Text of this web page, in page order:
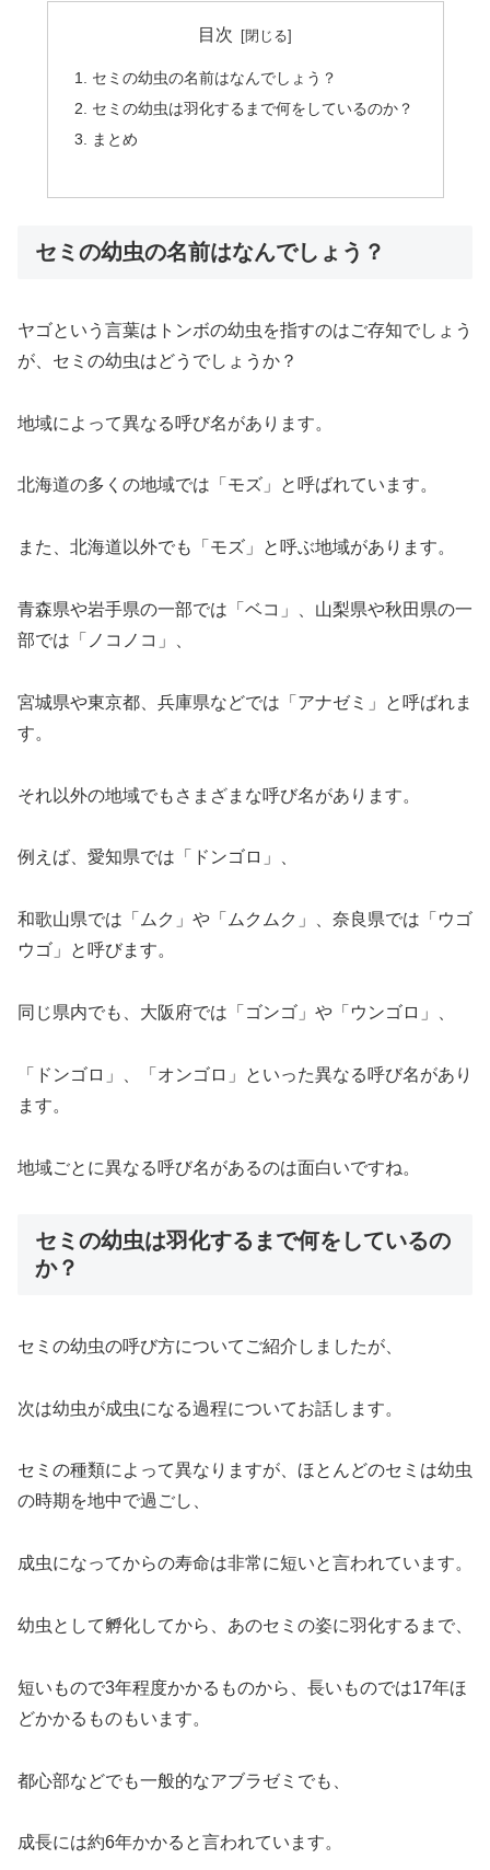
目次
セミの幼虫の名前はなんでしょう？
セミの幼虫は羽化するまで何をしているのか？
まとめ
セミの幼虫の名前はなんでしょう？
ヤゴという言葉はトンボの幼虫を指すのはご存知でしょう
が、セミの幼虫はどうでしょうか？
地域によって異なる呼び名があります。
北海道の多くの地域では「モズ」と呼ばれています。
また、北海道以外でも「モズ」と呼ぶ地域があります。
青森県や岩手県の一部では「ベコ」、山梨県や秋田県の一
部では「ノコノコ」、
宮城県や東京都、兵庫県などでは「アナゼミ」と呼ばれま
す。
それ以外の地域でもさまざまな呼び名があります。
例えば、愛知県では「ドンゴロ」、
和歌山県では「ムク」や「ムクムク」、奈良県では「ウゴ
ウゴ」と呼びます。
同じ県内でも、大阪府では「ゴンゴ」や「ウンゴロ」、
「ドンゴロ」、「オンゴロ」といった異なる呼び名があり
ます。
地域ごとに異なる呼び名があるのは面白いですね。
セミの幼虫は羽化するまで何をしているの
か？
セミの幼虫の呼び方についてご紹介しましたが、
次は幼虫が成虫になる過程についてお話します。
セミの種類によって異なりますが、ほとんどのセミは幼虫
の時期を地中で過ごし、
成虫になってからの寿命は非常に短いと言われています。
幼虫として孵化してから、あのセミの姿に羽化するまで、
短いもので3年程度かかるものから、長いものでは17年ほ
どかかるものもいます。
都心部などでも一般的なアブラゼミでも、
成長には約6年かかると言われています。